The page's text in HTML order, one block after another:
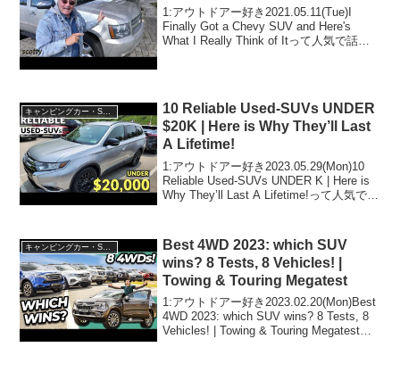
1:アウトドアー好き2021.05.11(Tue)I
Finally Got a Chevy SUV and Here's
What I Really Think of Itって人気で話題
10 Reliable Used-SUVs UNDER
$20K | Here is Why They’ll Last
A Lifetime!
1:アウトドアー好き2023.05.29(Mon)10
Reliable Used-SUVs UNDER K | Here is
Why They’ll Last A Lifetime!って人気で話
キャンピングカー・SUV人気車種
Best 4WD 2023: which SUV
wins? 8 Tests, 8 Vehicles! |
Towing & Touring Megatest
1:アウトドアー好き2023.02.20(Mon)Best
4WD 2023: which SUV wins? 8 Tests, 8
Vehicles! | Towing & Touring Megatestっ